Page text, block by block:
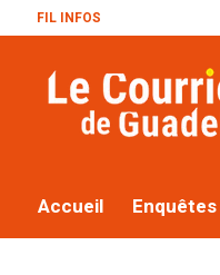
FIL INFOS
Accueil Enquêtes